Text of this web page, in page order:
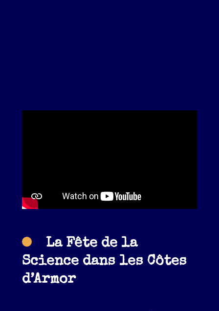
La Fête de la
Science dans les Côtes
d’Armor